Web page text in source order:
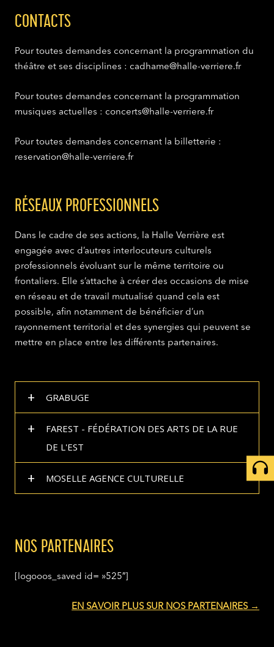
CONTACTS
Pour toutes demandes concernant la programmation du
théâtre et ses disciplines : cadhame@halle-verriere.fr
Pour toutes demandes concernant la programmation
musiques actuelles : concerts@halle-verriere.fr
Pour toutes demandes concernant la billetterie :
reservation@halle-verriere.fr
RÉSEAUX PROFESSIONNELS
Dans le cadre de ses actions, la Halle Verrière est
engagée avec d’autres interlocuteurs culturels
professionnels évoluant sur le même territoire ou
frontaliers. Elle s’attache à créer des occasions de mise
en réseau et de travail mutualisé quand cela est
possible, afin notamment de bénéficier d’un
rayonnement territorial et des synergies qui peuvent se
mettre en place entre les différents partenaires.
+ GRABUGE
+
FAREST - FÉDÉRATION DES ARTS DE LA RUE
DE L'EST
+ MOSELLE AGENCE CULTURELLE
NOS PARTENAIRES
[logooos_saved id= »525″]
EN SAVOIR PLUS SUR NOS PARTENAIRES →